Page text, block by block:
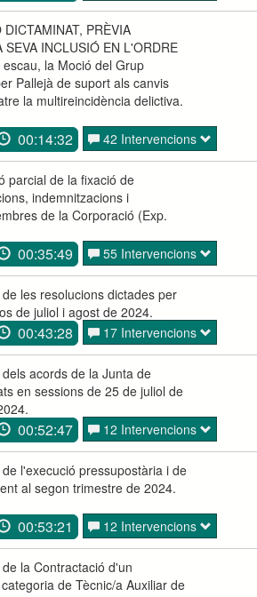
PRÈVIA
SEVA INCLUSIÓ EN L'ORDRE
la Moció del Grup
Pallejà de suport als canvis
la multireincidència delictiva.
00:14:32 42 Intervencions
parcial de la fixació de
indemnitzacions i
de la Corporació (Exp.
00:35:49 55 Intervencions
les resolucions dictades per
de juliol i agost de 2024.
00:43:28 17 Intervencions
acords de la Junta de
en sessions de 25 de juliol de
00:52:47 12 Intervencions
l'execució pressupostària i de
al segon trimestre de 2024.
00:53:21 12 Intervencions
la Contractació d'un
de Tècnic/a Auxiliar de